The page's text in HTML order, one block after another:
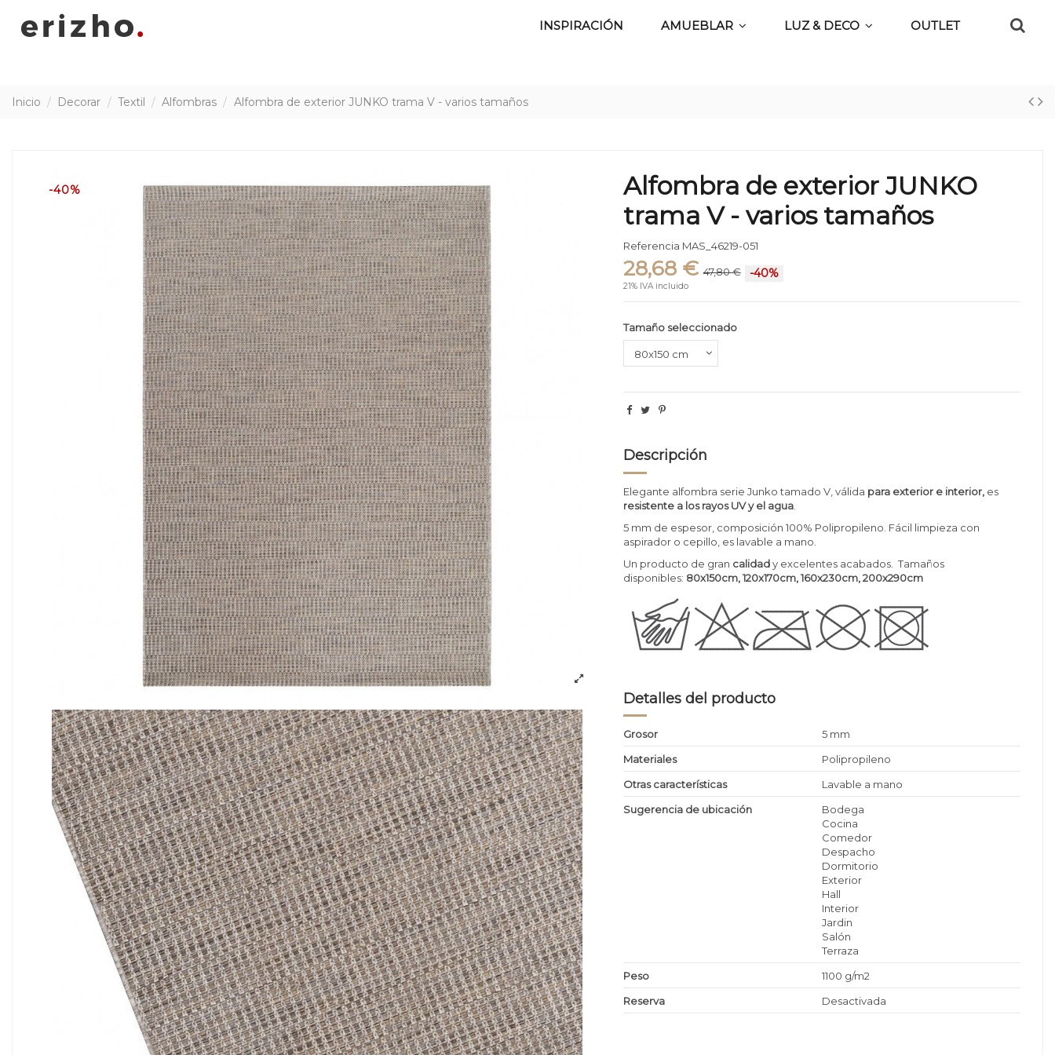
INSPIRACIÓN AMUEBLAR LUZ & DECO OUTLET
Inicio Decorar Textil Alfombras Alfombra de exterior JUNKO trama V - varios tamaños
-40%
Alfombra de exterior JUNKO
trama V - varios tamaños
Referencia MAS_46219-051
28,68 € 47,80 € -40%
21% IVA incluido
Tamaño seleccionado
Descripción
Elegante alfombra serie Junko tamado V, válida para exterior e interior, es
resistente a los rayos UV y el agua
5 mm de espesor, composición 100% Polipropileno. Fácil limpieza con
aspirador o cepillo, es lavable a mano.
Un producto de gran calidady excelentes acabados. Tamaños
disponibles: 80x150cm, 120x170cm, 160x230cm, 200x290cm
Detalles del producto
Grosor
5 mm
Materiales
Polipropileno
Otras características
Lavable a mano
Sugerencia de ubicación
Bodega
Cocina
Comedor
Despacho
Dormitorio
Exterior
Hall
Interior
Jardin
Salón
Terraza
Peso
1100 g/m2
Reserva
Desactivada